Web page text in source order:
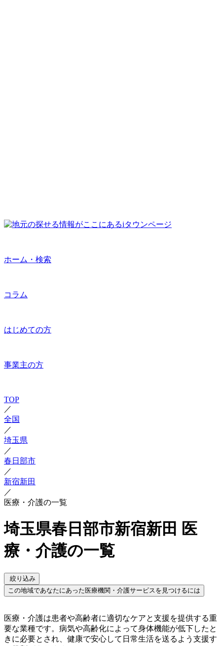
ホーム・検索
コラム
はじめての方
事業主の方
TOP
／
全国
／
埼玉県
／
春日部市
／
新宿新田
／
医療・介護の一覧
埼玉県春日部市新宿新田 医
療・介護の一覧
絞り込み
この地域であなたにあった医療機関・介護サービスを見つけるには
医療・介護は患者や高齢者に適切なケアと支援を提供する重
要な業種です。病気や高齢化によって身体機能が低下したと
きに必要とされ、健康で安心して日常生活を送るよう支援す